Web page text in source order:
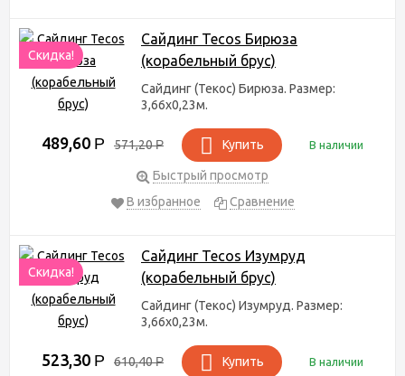
до насыщенного изумруда и яркого сапфира,темной арабики и
благородного бургунда. Мы предлагаем вам сайдинг формы
Корабельный брус, точно выдержанной геометрической
формы, по доступным ценам.
Скидка!
Сайдинг Tecos Бирюза
(корабельный брус)
Сайдинг (Текос) Бирюза. Размер:
3,66х0,23м.
489,60 Р 571,20Р Купить В наличии
Быстрый просмотр
В избранное
Сравнение
Скидка!
Сайдинг Tecos Изумруд
(корабельный брус)
Сайдинг (Текос) Изумруд. Размер:
3,66х0,23м.
523,30 Р 610,40Р Купить В наличии